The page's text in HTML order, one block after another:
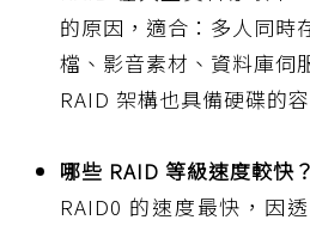
的原因，適合：多人同時
檔、影音素材、資料庫伺
RAID 架構也具備硬碟的
哪些 RAID 等級速度較快？
RAID0 的速度最快，因